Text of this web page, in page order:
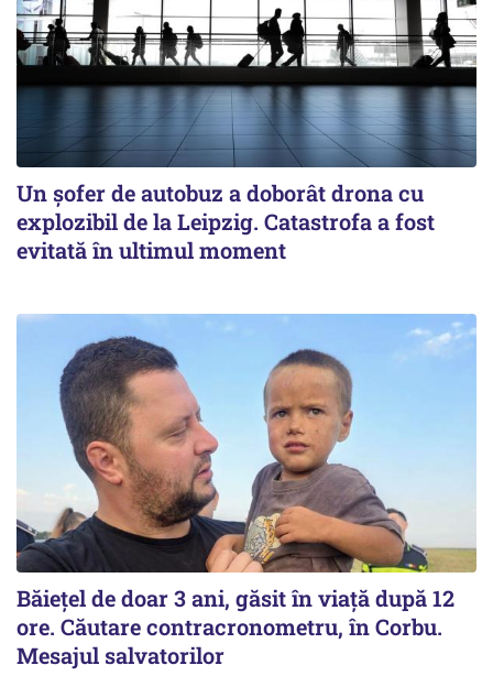
Un șofer de autobuz a doborât drona cu
explozibil de la Leipzig. Catastrofa a fost
evitată în ultimul moment
Băiețel de doar 3 ani, găsit în viață după 12
ore. Căutare contracronometru, în Corbu.
Mesajul salvatorilor